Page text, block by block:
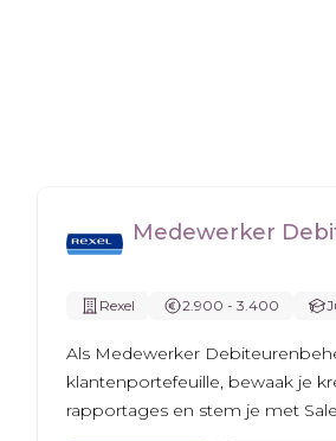
Medewerker
Rexel 2.900 - 3.400
Als Medewerker
klantenportefeuille, bewaak je
rapportages en stem je met